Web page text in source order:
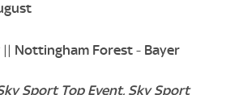
|| Nottingham Forest - Bayer
Sport Top Event, Sky Sport